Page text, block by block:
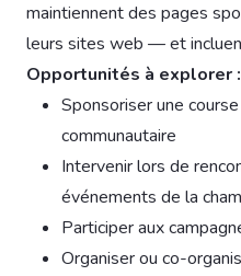
maintiennent des pages
leurs sites web — et
Opportunités à explorer :
Sponsoriser une
communautaire
Intervenir lors de
événements de la
Participer aux
Organiser ou co-